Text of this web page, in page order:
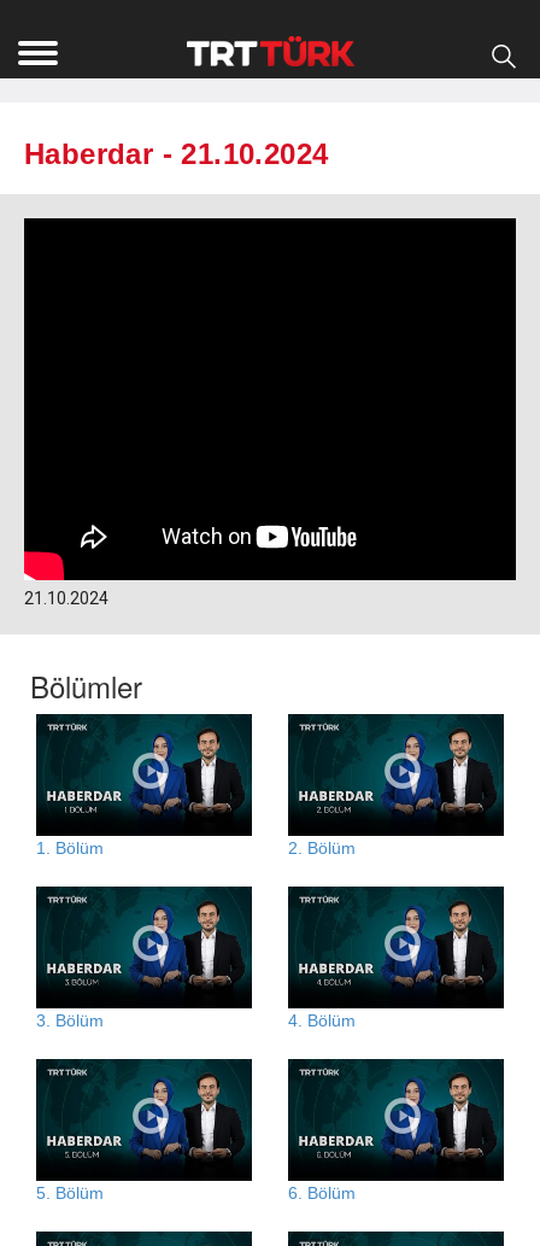
Haberdar - 21.10.2024
21.10.2024
Bölümler
1. Bölüm 2. Bölüm
3. Bölüm 4. Bölüm
5. Bölüm 6. Bölüm